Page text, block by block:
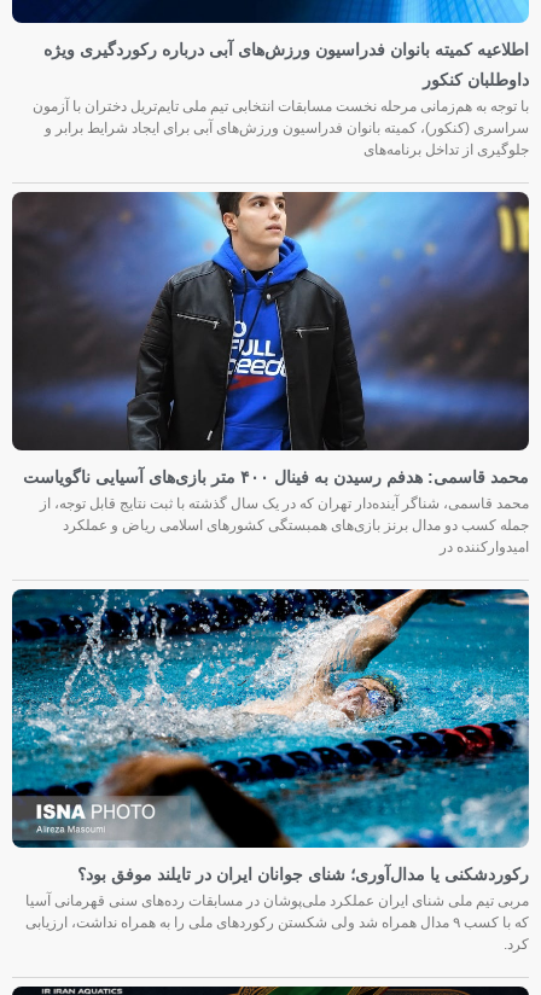
اطلاعیه کمیته بانوان فدراسیون ورزش‌های آبی درباره رکوردگیری ویژه
داوطلبان کنکور
با توجه به هم‌زمانی مرحله نخست مسابقات انتخابی تیم ملی تایم‌تریل دختران با آزمون
سراسری (کنکور)، کمیته بانوان فدراسیون ورزش‌های آبی برای ایجاد شرایط برابر و
جلوگیری از تداخل برنامه‌های
محمد قاسمی: هدفم رسیدن به فینال ۴۰۰ متر بازی‌های آسیایی ناگویاست
محمد قاسمی، شناگر آینده‌دار تهران که در یک سال گذشته با ثبت نتایج قابل توجه، از
جمله کسب دو مدال برنز بازی‌های همبستگی کشورهای اسلامی ریاض و عملکرد
امیدوارکننده در
رکوردشکنی یا مدال‌آوری؛ شنای جوانان ایران در تایلند موفق بود؟
مربی تیم ملی شنای ایران عملکرد ملی‌پوشان در مسابقات رده‌های سنی قهرمانی آسیا
که با کسب ۹ مدال همراه شد ولی شکستن رکوردهای ملی را به همراه نداشت، ارزیابی
کرد.